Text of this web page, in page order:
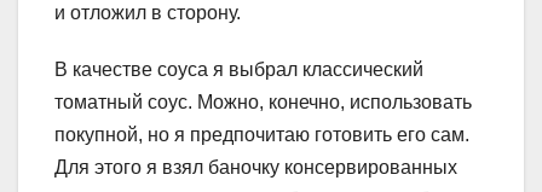
и отложил в сторону.
В качестве соуса я выбрал классический
томатный соус. Можно, конечно, использовать
покупной, но я предпочитаю готовить его сам.
Для этого я взял баночку консервированных